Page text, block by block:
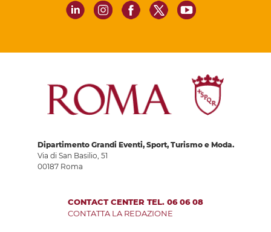
Dipartimento Grandi Eventi, Sport, Turismo e Moda.
Via di San Basilio, 51
00187 Roma
CONTACT CENTER TEL. 06 06 08
CONTATTA LA REDAZIONE